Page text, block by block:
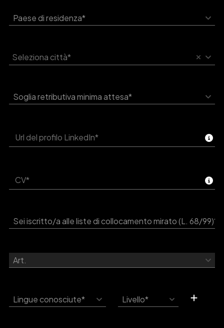
Paese di residenza*
Seleziona città*
Soglia retributiva minima attesa*
CV*
Sei iscritto/a alle liste di collocamento mirato (L. 68/99)?*
Art.
Lingue conosciute* Livello*